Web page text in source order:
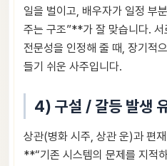
일을 벌이고, 배우자가 일정 부
주는 구조”**가 잘 맞습니다. 서
전문성을 인정해 줄 때, 장기적
들기 쉬운 사주입니다.
4) 구설 / 갈등 발생
상관(병화 시주, 상관 운)과 편
**“기존 시스템의 문제를 지적